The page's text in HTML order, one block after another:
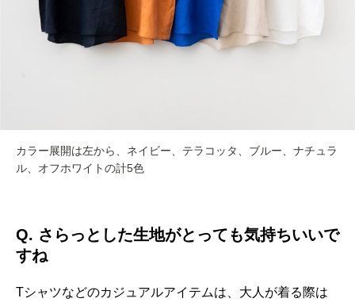
カラー展開は左から、ネイビー、テラコッタ、ブルー、ナチュラ
ル、オフホワイトの計5色
Q. さらっとした生地がとっても気持ちいいで
すね
Tシャツなどのカジュアルアイテムは、大人が着る際は